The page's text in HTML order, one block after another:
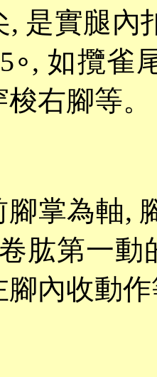
, 是實腿內
如攬雀
右腳等。
掌為軸,
肱第一
腳內收動